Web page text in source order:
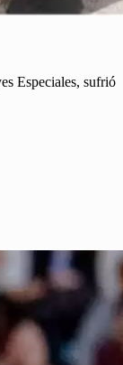
Especiales, sufrió